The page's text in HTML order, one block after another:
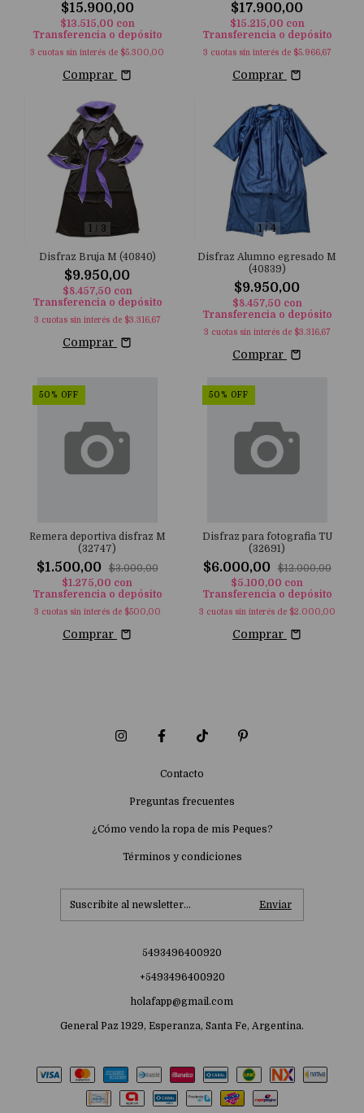
$15.900,00
$13.515,00 con
Transferencia o depósito
3 cuotas sin interés de $5.300,00
Comprar
$17.900,00
$15.215,00 con
Transferencia o depósito
3 cuotas sin interés de $5.966,67
Comprar
1 / 3
Disfraz Bruja M (40840)
$9.950,00
$8.457,50 con
Transferencia o depósito
3 cuotas sin interés de $3.316,67
Comprar
1/4
Disfraz Alumno egresado M
(40839)
$9.950,00
$8.457,50 con
Transferencia o depósito
3 cuotas sin interés de $3.316,67
Comprar
50 % OFF
Remera deportiva disfraz M
(32747)
$1.500,00
$3.000,00
$1.275,00 con
Transferencia o depósito
3 cuotas sin interés de $500,00
Comprar
50 % OFF
Disfraz para fotografia TU
(32691)
$6.000,00
$12.000,00
$5.100,00 con
Transferencia o depósito
3 cuotas sin interés de $2.000,00
Comprar
Contacto
Preguntas frecuentes
¿Cómo vendo la ropa de mis Peques?
Términos y condiciones
5493496400920
+5493496400920
holafapp@gmail.com
General Paz 1929, Esperanza, Santa Fe, Argentina.